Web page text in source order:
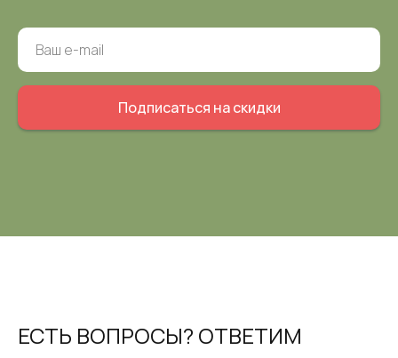
Подписаться на скидки
ЕСТЬ ВОПРОСЫ? ОТВЕТИМ